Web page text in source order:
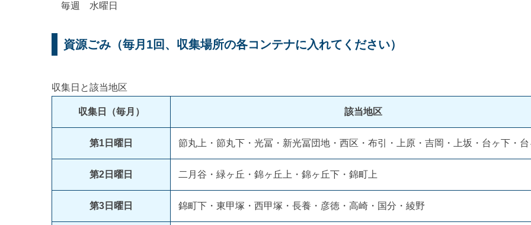
毎週 水曜日
資源ごみ（毎月1回、収集場所の各コンテナに入れてください）
収集日と該当地区
収集日（毎月） 該当地区
第1日曜日 節丸上・節丸下・光冨・新光冨団地・西区・布引・上原・吉岡・上坂・台ヶ下・
第2日曜日 二月谷・緑ヶ丘・錦ヶ丘上・錦ヶ丘下・錦町上
第3日曜日 錦町下・東甲塚・西甲塚・長養・彦徳・高崎・国分・綾野